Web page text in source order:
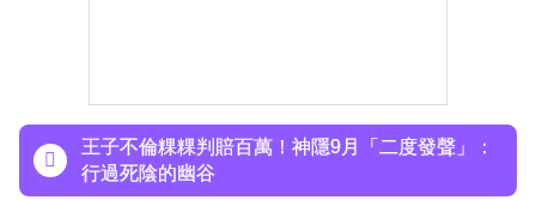
三傳聞」：你在講三小？
王子不倫粿粿判賠百萬！神隱9月「二度發聲」：
行過死陰的幽谷